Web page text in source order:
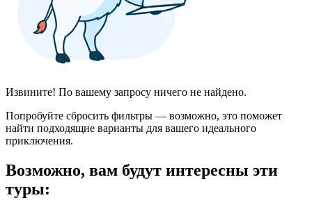
Извините! По вашему запросу ничего не найдено.
Попробуйте сбросить фильтры — возможно, это поможет
найти подходящие варианты для вашего идеального
приключения.
Возможно, вам будут интересны эти
туры: